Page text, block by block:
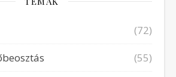
(72)
(55)